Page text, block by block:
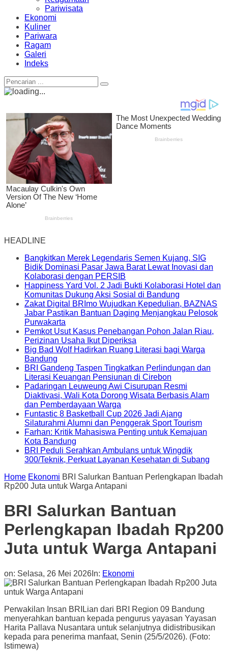
Pariwisata
Ekonomi
Kuliner
Pariwara
Ragam
Galeri
Indeks
HEADLINE
Bangkitkan Merek Legendaris Semen Kujang, SIG
Bidik Dominasi Pasar Jawa Barat Lewat Inovasi dan
Kolaborasi dengan PERSIB
Happiness Yard Vol. 2 Jadi Bukti Kolaborasi Hotel dan
Komunitas Dukung Aksi Sosial di Bandung
Zakat Digital BRImo Wujudkan Kepedulian, BAZNAS
Jabar Pastikan Bantuan Daging Menjangkau Pelosok
Purwakarta
Pemkot Usut Kasus Penebangan Pohon Jalan Riau,
Perizinan Usaha Ikut Diperiksa
Big Bad Wolf Hadirkan Ruang Literasi bagi Warga
Bandung
BRI Gandeng Taspen Tingkatkan Perlindungan dan
Literasi Keuangan Pensiunan di Cirebon
Padaringan Leuweung Awi Cisurupan Resmi
Diaktivasi, Wali Kota Dorong Wisata Berbasis Alam
dan Pemberdayaan Warga
Funtastic 8 Basketball Cup 2026 Jadi Ajang
Silaturahmi Alumni dan Penggerak Sport Tourism
Farhan: Kritik Mahasiswa Penting untuk Kemajuan
Kota Bandung
BRI Peduli Serahkan Ambulans untuk Wingdik
300/Teknik, Perkuat Layanan Kesehatan di Subang
Home Ekonomi BRI Salurkan Bantuan Perlengkapan Ibadah
Rp200 Juta untuk Warga Antapani
BRI Salurkan Bantuan
Perlengkapan Ibadah Rp200
Juta untuk Warga Antapani
on: Selasa, 26 Mei 2026 In: Ekonomi
Perwakilan Insan BRILian dari BRI Region 09 Bandung
menyerahkan bantuan kepada pengurus yayasan Yayasan
Harita Pallava Nusantara untuk selanjutnya didistribusikan
kepada para penerima manfaat, Senin (25/5/2026). (Foto:
Istimewa)